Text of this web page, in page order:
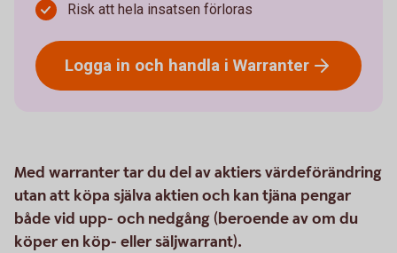
Risk att hela insatsen förloras
Logga in och handla i Warranter
Med warranter tar du del av aktiers värdeförändring
utan att köpa själva aktien och kan tjäna pengar
både vid upp- och nedgång (beroende av om du
köper en köp- eller säljwarrant).